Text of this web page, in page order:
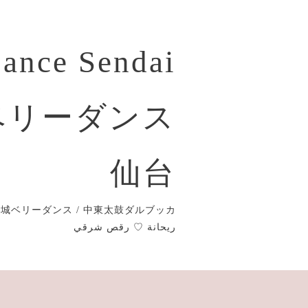
Sendai
ーダンス
仙台
ベリーダンス / 中東太鼓ダルブッカ